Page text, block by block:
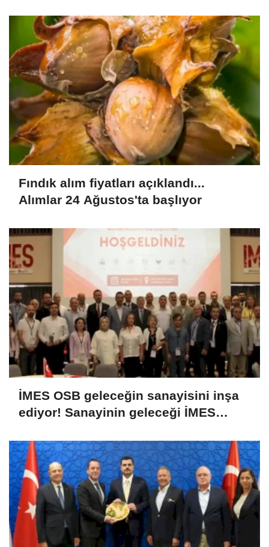
Fındık alım fiyatları açıklandı...
Alımlar 24 Ağustos'ta başlıyor
İMES OSB geleceğin sanayisini inşa
ediyor! Sanayinin geleceği İMES